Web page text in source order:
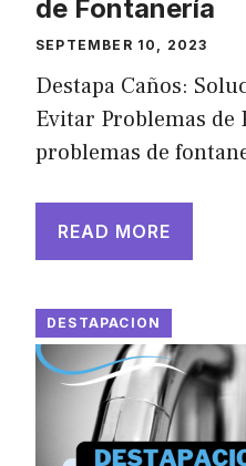
de Fontanería
SEPTEMBER 10, 2023
Destapa Caños:
Evitar Problemas de
problemas de
READ MORE
DESTAPACION